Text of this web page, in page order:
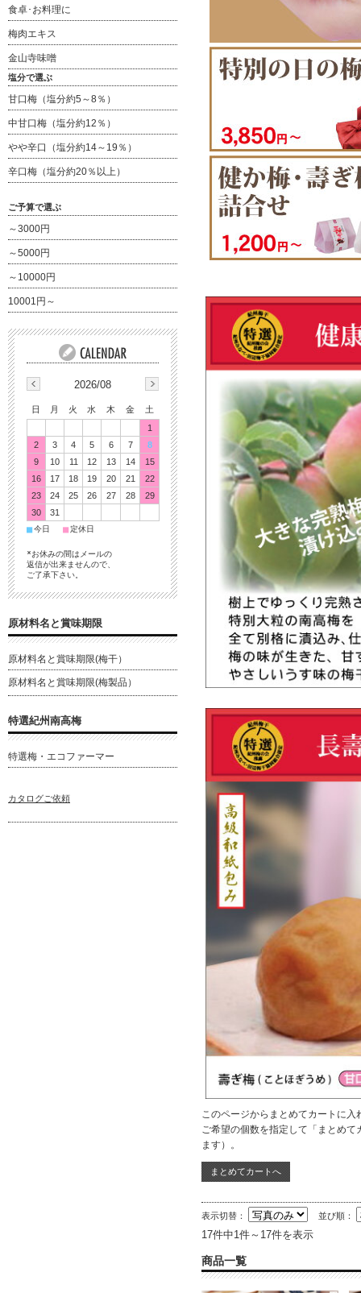
このページからまとめてカートに入
ご希望の個数を指定して「まとめ
ます）。
表示切替： 並び順：
17件中1件～17件を表示
商品一覧
食卓･お料理に
梅肉エキス
金山寺味噌
塩分で選ぶ
甘口梅（塩分約5～8％）
中甘口梅（塩分約12％）
やや辛口（塩分約14～19％）
辛口梅（塩分約20％以上）
ご予算で選ぶ
～3000円
～5000円
～10000円
10001円～
2026/08
日 月 火 水 木 金
土
1
2
3 4 5 6 7
8
9
10 11 12 13 14
15
16
17 18 19 20 21
22
23
24 25 26 27 28
29
30
31
■今日 ■定休日
*お休みの間はメールの
返信が出来ませんので、
ご了承下さい。
原材料名と賞味期限
原材料名と賞味期限(梅干）
原材料名と賞味期限(梅製品）
特選紀州南高梅
特選梅・エコファーマー
カタログご依頼